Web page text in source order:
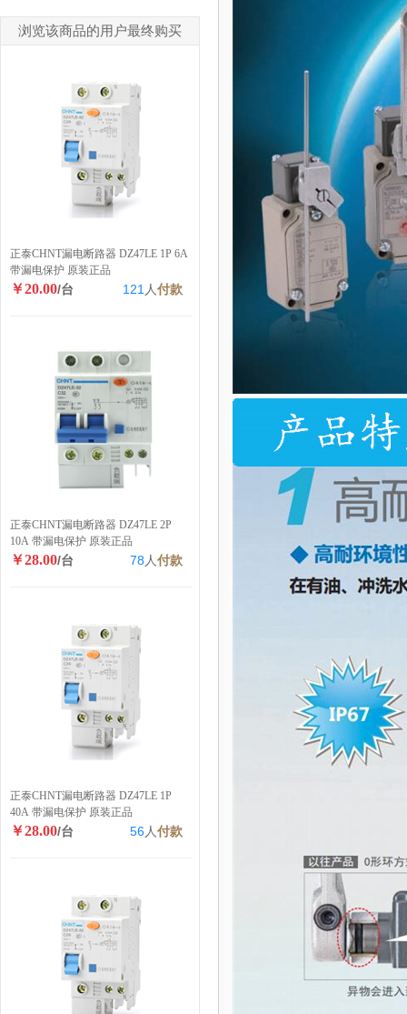
浏览该商品的用户最终购买
正泰CHNT漏电断路器 DZ47LE 1P 6A
带漏电保护 原装正品
￥20.00/台 121 人付款
正泰CHNT漏电断路器 DZ47LE 2P
10A 带漏电保护 原装正品
￥28.00/台 78 人付款
正泰CHNT漏电断路器 DZ47LE 1P
40A 带漏电保护 原装正品
￥28.00/台 56人付款